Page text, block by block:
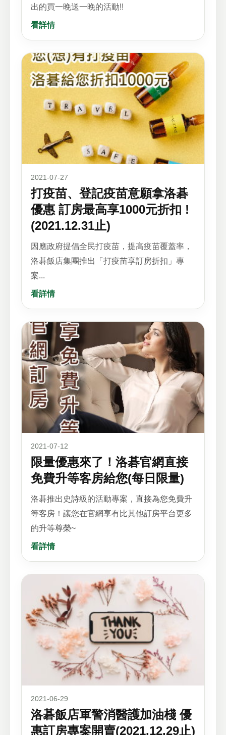
出的買一晚送一晚的活動!!
看詳情
2021-07-27
打疫苗、登記疫苗意願拿洛碁
優惠 訂房最高享1000元折扣 !
(2021.12.31止)
因應政府提倡全民打疫苗，提高疫苗覆蓋率，
洛碁飯店集團推出「打疫苗享訂房折扣」專
案...
看詳情
2021-07-12
限量優惠來了！洛碁官網直接
免費升等客房給您(每日限量)
洛碁推出史詩級的活動專案，直接為您免費升
等客房！讓您在官網享有比其他訂房平台更多
的升等尊榮~
看詳情
2021-06-29
洛碁飯店軍警消醫護加油棧 優
惠訂房專案開賣(2021.12.29止)